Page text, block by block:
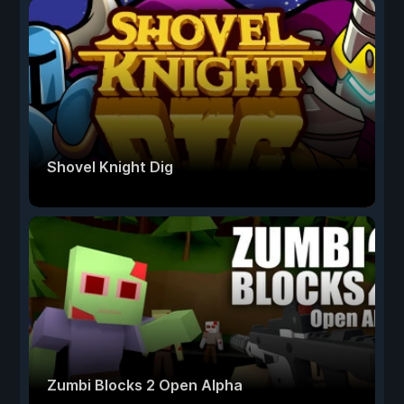
Shovel Knight Dig
Zumbi Blocks 2 Open Alpha